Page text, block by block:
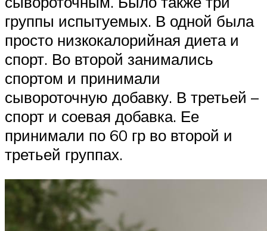
группы испытуемых. В одной была
просто низкокалорийная диета и
спорт. Во второй занимались
спортом и принимали
сывороточную добавку. В третьей –
спорт и соевая добавка. Ее
принимали по 60 гр во второй и
третьей группах.